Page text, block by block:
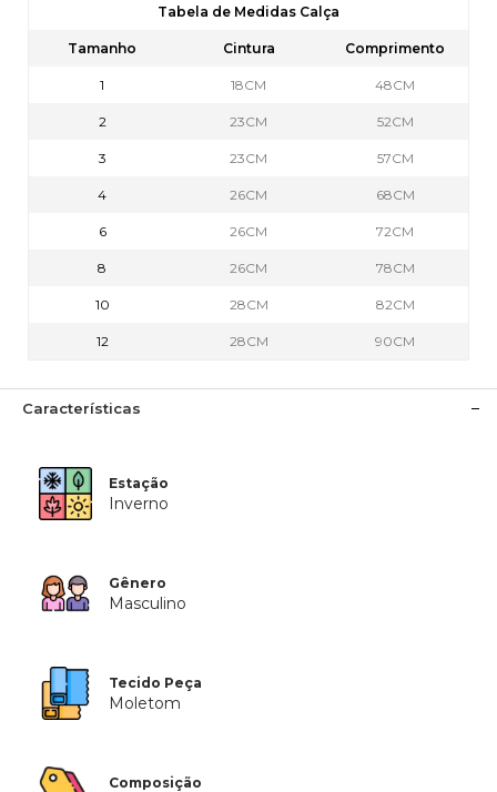
Tabela de Medidas Calça
Tamanho Cintura Comprimento
1 18CM 48CM
2 23CM 52CM
3 23CM 57CM
4 26CM 68CM
6 26CM 72CM
8 26CM 78CM
10 28CM 82CM
12 28CM 90CM
Características
Estação
Inverno
Gênero
Masculino
Tecido Peça
Moletom
Composição